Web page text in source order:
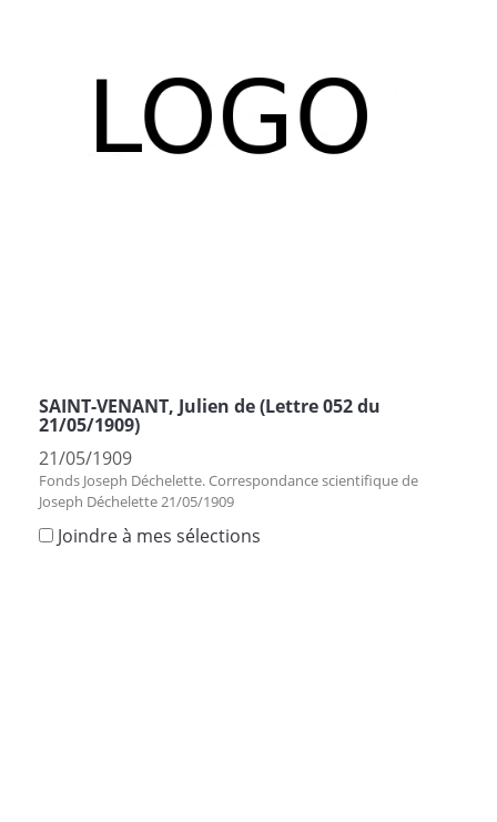
SAINT-VENANT, Julien de (Lettre 052 du
21/05/1909)
21/05/1909
Fonds Joseph Déchelette. Correspondance scientifique de
Joseph Déchelette 21/05/1909
Joindre à mes sélections